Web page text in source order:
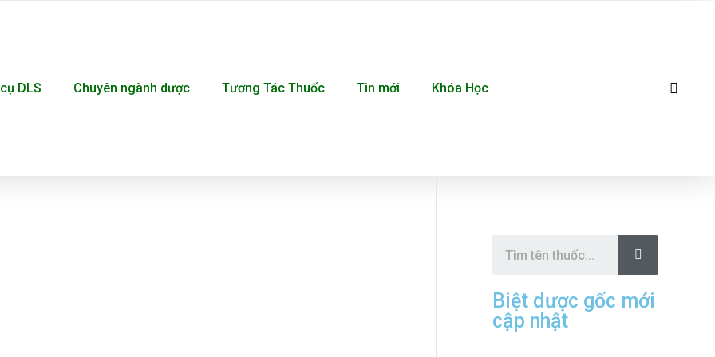
DLS Chuyên ngành dược Tương Tác Thuốc Tin mới Khóa Học
S
r
c
h
Biệt dược gốc mới
cập nhật